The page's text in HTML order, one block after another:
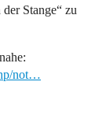
Stange“ zu
not…